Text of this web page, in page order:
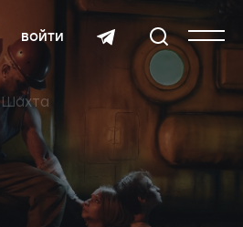
войти
Шахта